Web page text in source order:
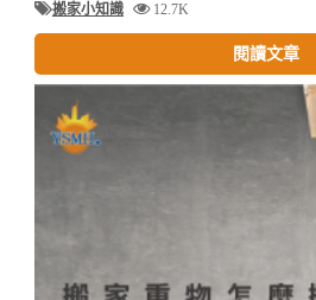
搬家小知識 12.7K
閱讀文章